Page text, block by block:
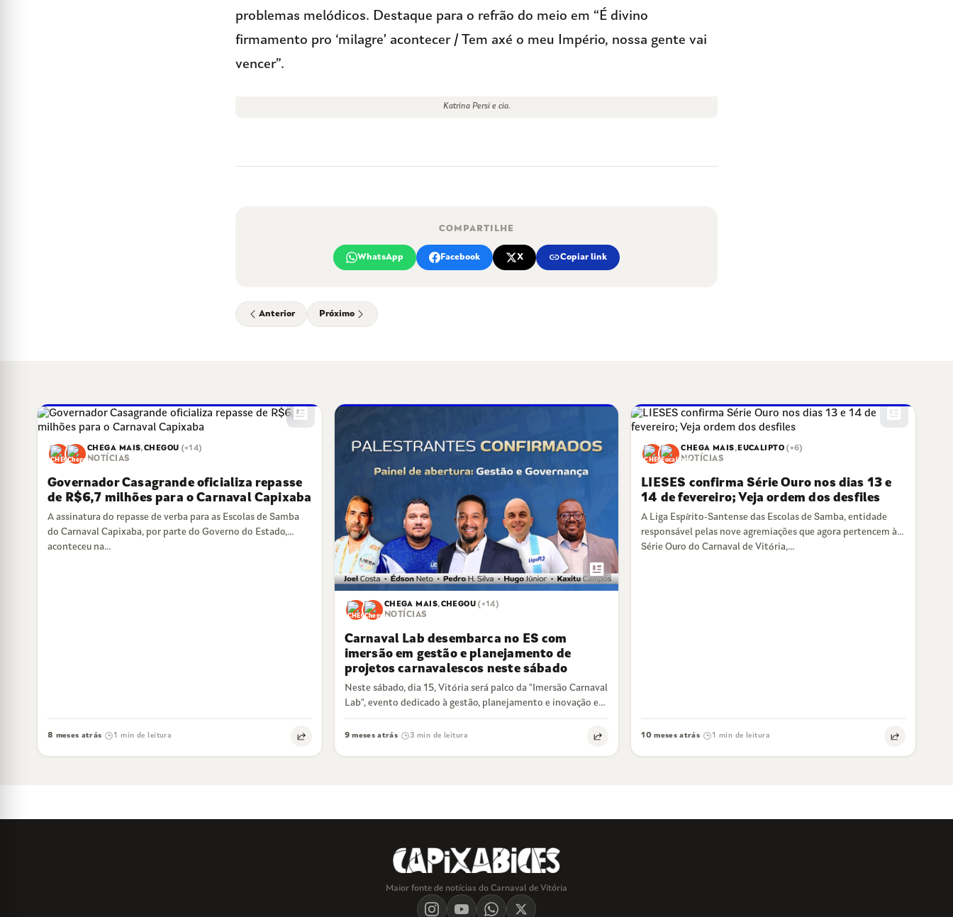
problemas melódicos. Destaque para o refrão do meio em “É divino
firmamento pro ‘milagre’ acontecer / Tem axé o meu Império, nossa gente vai
vencer”.
Katrina Persi e cia.
COMPARTILHE
WhatsApp Facebook X linkCopiar link
Anterior Próximo
newsmode
CHEGA MAIS,CHEGOU (+14)
NOTÍCIAS
Governador Casagrande oficializa repasse
de R$6,7 milhões para o Carnaval Capixaba
A assinatura do repasse de verba para as Escolas de Samba
do Carnaval Capixaba, por parte do Governo do Estado,
aconteceu na…
8 meses atrás 1 min de leitura
newsmode
CHEGA MAIS,CHEGOU (+14)
NOTÍCIAS
Carnaval Lab desembarca no ES com
imersão em gestão e planejamento de
projetos carnavalescos neste sábado
Neste sábado, dia 15, Vitória será palco da "Imersão Carnaval
Lab", evento dedicado à gestão, planejamento e inovação em
projetos de Carnaval.…
9 meses atrás· 3 min de leitura
CHEGA MAIS,EUCALIPTO (+6)
NOTÍCIAS
LIESES confirma Série Ouro nos dias 13 e
14 de fevereiro; Veja ordem dos desfiles
A Liga Espírito-Santense das Escolas de Samba, entidade
responsável pelas nove agremiações que agora pertencem à
Série Ouro do Carnaval de Vitória,…
10 meses atrás· 1 min de leitura
Maior fonte de notícias do Carnaval de Vitória